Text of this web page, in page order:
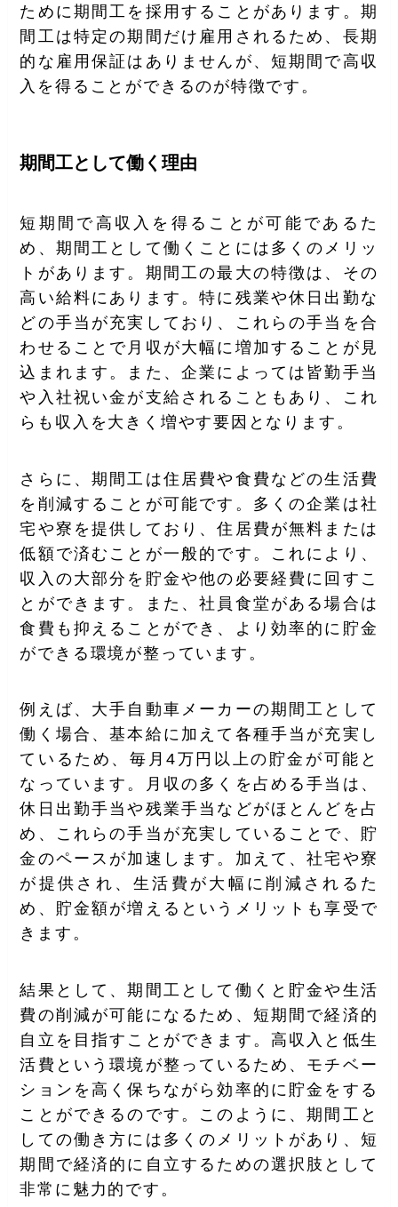
ために期間工を採用することがあります。期
間工は特定の期間だけ雇用されるため、長期
的な雇用保証はありませんが、短期間で高収
入を得ることができるのが特徴です。
期間工として働く理由
短期間で高収入を得ることが可能であるた
め、期間工として働くことには多くのメリッ
トがあります。期間工の最大の特徴は、その
高い給料にあります。特に残業や休日出勤な
どの手当が充実しており、これらの手当を合
わせることで月収が大幅に増加することが見
込まれます。また、企業によっては皆勤手当
や入社祝い金が支給されることもあり、これ
らも収入を大きく増やす要因となります。
さらに、期間工は住居費や食費などの生活費
を削減することが可能です。多くの企業は社
宅や寮を提供しており、住居費が無料または
低額で済むことが一般的です。これにより、
収入の大部分を貯金や他の必要経費に回すこ
とができます。また、社員食堂がある場合は
食費も抑えることができ、より効率的に貯金
ができる環境が整っています。
例えば、大手自動車メーカーの期間工として
働く場合、基本給に加えて各種手当が充実し
ているため、毎月4万円以上の貯金が可能と
なっています。月収の多くを占める手当は、
休日出勤手当や残業手当などがほとんどを占
め、これらの手当が充実していることで、貯
金のペースが加速します。加えて、社宅や寮
が提供され、生活費が大幅に削減されるた
め、貯金額が増えるというメリットも享受で
きます。
結果として、期間工として働くと貯金や生活
費の削減が可能になるため、短期間で経済的
自立を目指すことができます。高収入と低生
活費という環境が整っているため、モチベー
ションを高く保ちながら効率的に貯金をする
ことができるのです。このように、期間工と
しての働き方には多くのメリットがあり、短
期間で経済的に自立するための選択肢として
非常に魅力的です。